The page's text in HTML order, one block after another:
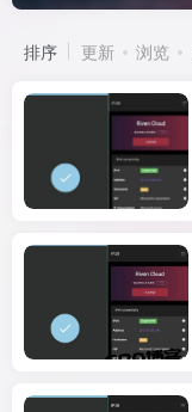
排序 更新 浏览